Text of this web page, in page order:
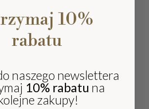
10%
rabatu
naszego newslettera
10% rabatu na
zakupy!